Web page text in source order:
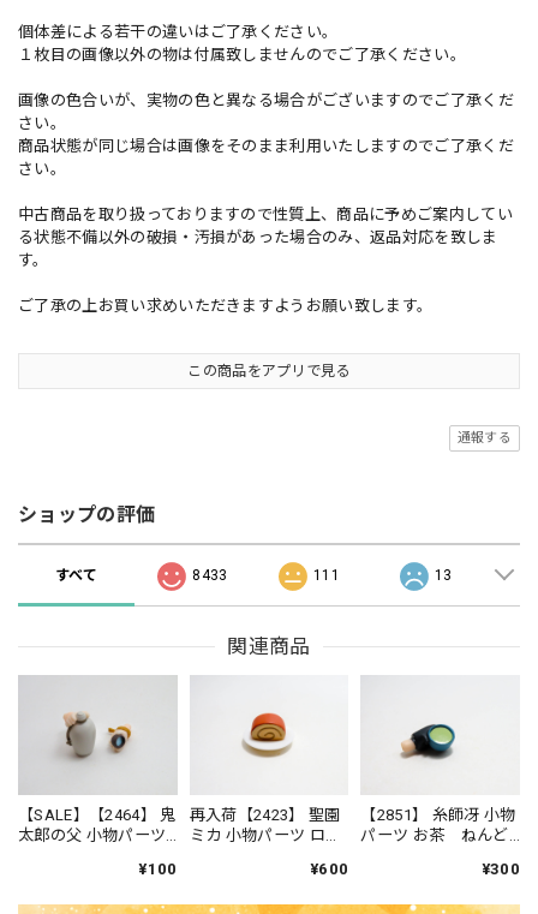
個体差による若干の違いはご了承ください。
１枚目の画像以外の物は付属致しませんのでご了承ください。
画像の色合いが、実物の色と異なる場合がございますのでご了承くだ
さい。
商品状態が同じ場合は画像をそのまま利用いたしますのでご了承くだ
さい。
中古商品を取り扱っておりますので性質上、商品に予めご案内してい
る状態不備以外の破損・汚損があった場合のみ、返品対応を致しま
す。
ご了承の上お買い求めいただきますようお願い致します。
この商品をアプリで見る
通報する
ショップの評価
すべて 8433 111 13
関連商品
【SALE】【2464】 鬼
太郎の父 小物パーツ
¥100
再入荷【2423】 聖園
ミカ 小物パーツ ロー
¥600
【2851】 糸師冴 小物
パーツ お茶 ねんど
¥300